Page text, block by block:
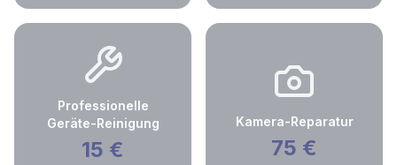
Professionelle
Geräte-Reinigung
15 €
Kamera-Reparatur
75 €